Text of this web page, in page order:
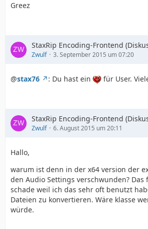
Greez
StaxRip Encoding-Frontend
Zwulf 3. September 2015 um 07:20
@stax76 : Du hast ein für User.
StaxRip Encoding-Frontend
Zwulf 6. August 2015 um 20:11
Hallo,
warum ist denn in der x64 version der
den Audio Settings verschwunden? Das
schade weil ich das sehr oft benutzt
Dateien zu konvertieren. Wäre klasse
würde.